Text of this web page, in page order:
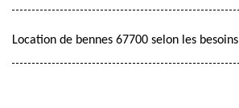
Location de bennes 67700 selon les besoins